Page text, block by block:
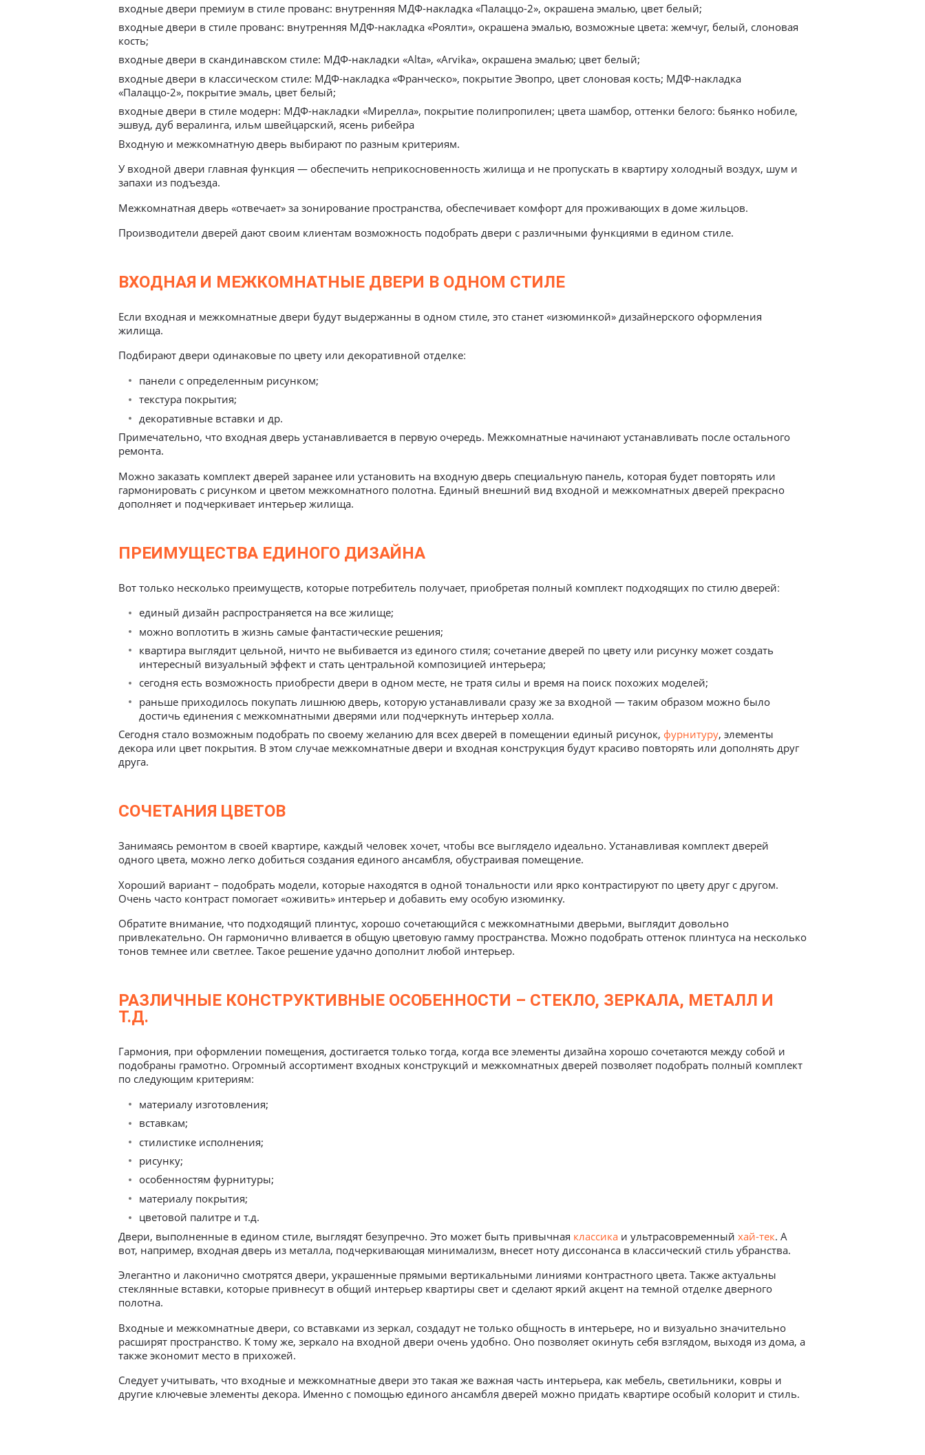
входные двери премиум в стиле прованс: внутренняя МДФ-накладка «Палаццо-2», окрашена эмалью, цвет белый;
входные двери в стиле прованс: внутренняя МДФ-накладка «Роялти», окрашена эмалью, возможные цвета: жемчуг, белый, слоновая
кость;
входные двери в скандинавском стиле: МДФ-накладки «Alta», «Arvika», окрашена эмалью; цвет белый;
входные двери в классическом стиле: МДФ-накладка «Франческо», покрытие Эвопро, цвет слоновая кость; МДФ-накладка
«Палаццо-2», покрытие эмаль, цвет белый;
входные двери в стиле модерн: МДФ-накладки «Мирелла», покрытие полипропилен; цвета шамбор, оттенки белого: бьянко нобиле,
эшвуд, дуб вералинга, ильм швейцарский, ясень рибейра
Входную и межкомнатную дверь выбирают по разным критериям.
У входной двери главная функция — обеспечить неприкосновенность жилища и не пропускать в квартиру холодный воздух, шум и
запахи из подъезда.
Межкомнатная дверь «отвечает» за зонирование пространства, обеспечивает комфорт для проживающих в доме жильцов.
Производители дверей дают своим клиентам возможность подобрать двери с различными функциями в едином стиле.
ВХОДНАЯ И МЕЖКОМНАТНЫЕ ДВЕРИ В ОДНОМ СТИЛЕ
Если входная и межкомнатные двери будут выдержанны в одном стиле, это станет «изюминкой» дизайнерского оформления
жилища.
панели с определенным рисунком;
текстура покрытия;
декоративные вставки и др.
Примечательно, что входная дверь устанавливается в первую очередь. Межкомнатные начинают устанавливать после остального
ремонта.
Можно заказать комплект дверей заранее или установить на входную дверь специальную панель, которая будет повторять или
гармонировать с рисунком и цветом межкомнатного полотна. Единый внешний вид входной и межкомнатных дверей прекрасно
дополняет и подчеркивает интерьер жилища.
ПРЕИМУЩЕСТВА ЕДИНОГО ДИЗАЙНА
единый дизайн распространяется на все жилище;
можно воплотить в жизнь самые фантастические решения;
квартира выглядит цельной, ничто не выбивается из единого стиля; сочетание дверей по цвету или рисунку может создать
интересный визуальный эффект и стать центральной композицией интерьера;
сегодня есть возможность приобрести двери в одном месте, не тратя силы и время на поиск похожих моделей;
раньше приходилось покупать лишнюю дверь, которую устанавливали сразу же за входной — таким образом можно было
достичь единения с межкомнатными дверями или подчеркнуть интерьер холла.
Сегодня стало возможным подобрать по своему желанию для всех дверей в помещении единый рисунок, фурнитуру, элементы
декора или цвет покрытия. В этом случае межкомнатные двери и входная конструкция будут красиво повторять или дополнять друг
друга.
СОЧЕТАНИЯ ЦВЕТОВ
Занимаясь ремонтом в своей квартире, каждый человек хочет, чтобы все выглядело идеально. Устанавливая комплект дверей
одного цвета, можно легко добиться создания единого ансамбля, обустраивая помещение.
Хороший вариант – подобрать модели, которые находятся в одной тональности или ярко контрастируют по цвету друг с другом.
Очень часто контраст помогает «оживить» интерьер и добавить ему особую изюминку.
Обратите внимание, что подходящий плинтус, хорошо сочетающийся с межкомнатными дверьми, выглядит довольно
привлекательно. Он гармонично вливается в общую цветовую гамму пространства. Можно подобрать оттенок плинтуса на несколько
тонов темнее или светлее. Такое решение удачно дополнит любой интерьер.
РАЗЛИЧНЫЕ КОНСТРУКТИВНЫЕ ОСОБЕННОСТИ – СТЕКЛО, ЗЕРКАЛА, МЕТАЛЛ И
Т.Д.
Гармония, при оформлении помещения, достигается только тогда, когда все элементы дизайна хорошо сочетаются между собой и
подобраны грамотно. Огромный ассортимент входных конструкций и межкомнатных дверей позволяет подобрать полный комплект
материалу изготовления;
вставкам;
стилистике исполнения;
рисунку;
особенностям фурнитуры;
материалу покрытия;
цветовой палитре и т.д.
Двери, выполненные в едином стиле, выглядят безупречно. Это может быть привычная классика и ультрасовременный хай-тек. А
вот, например, входная дверь из металла, подчеркивающая минимализм, внесет ноту диссонанса в классический стиль убранства.
Элегантно и лаконично смотрятся двери, украшенные прямыми вертикальными линиями контрастного цвета. Также актуальны
стеклянные вставки, которые привнесут в общий интерьер квартиры свет и сделают яркий акцент на темной отделке дверного
полотна.
Входные и межкомнатные двери, со вставками из зеркал, создадут не только общность в интерьере, но и визуально значительно
расширят пространство. К тому же, зеркало на входной двери очень удобно. Оно позволяет окинуть себя взглядом, выходя из дома, а
также экономит место в прихожей.
Следует учитывать, что входные и межкомнатные двери это такая же важная часть интерьера, как мебель, светильники, ковры и
другие ключевые элементы декора. Именно с помощью единого ансамбля дверей можно придать квартире особый колорит и стиль.